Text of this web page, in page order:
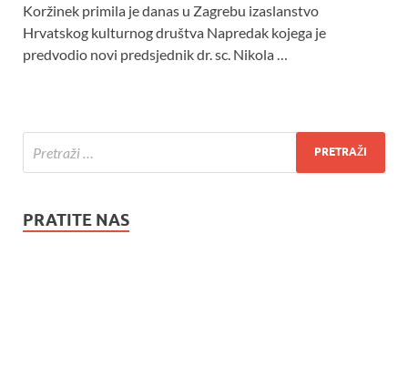
Koržinek primila je danas u Zagrebu izaslanstvo
Hrvatskog kulturnog društva Napredak kojega je
predvodio novi predsjednik dr. sc. Nikola …
PRATITE NAS